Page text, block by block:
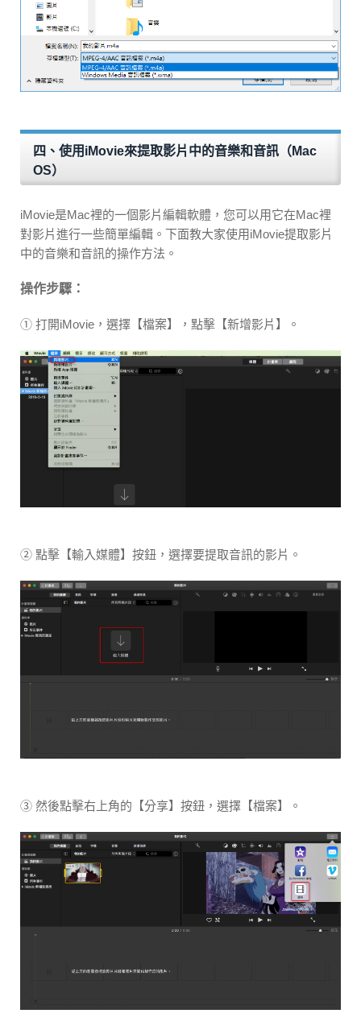
四、使用iMovie來提取影片中的音樂和音訊（Mac
OS）
iMovie是Mac裡的一個影片編輯軟體，您可以用它在Mac裡
對影片進行一些簡單編輯。下面教大家使用iMovie提取影片
中的音樂和音訊的操作方法。
操作步驟：
① 打開iMovie，選擇【檔案】，點擊【新增影片】。
② 點擊【輸入媒體】按鈕，選擇要提取音訊的影片。
③ 然後點擊右上角的【分享】按鈕，選擇【檔案】。